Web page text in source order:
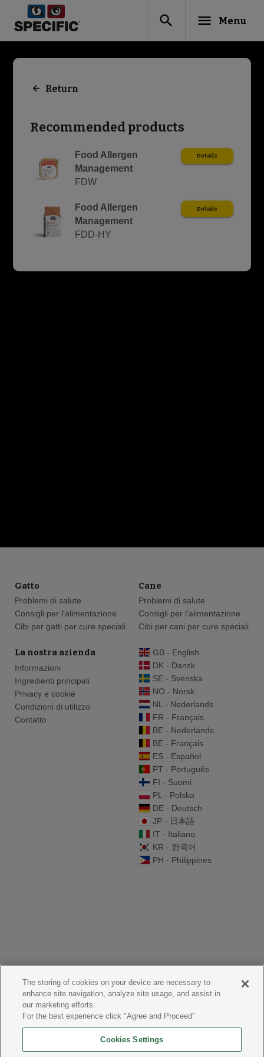
search menu Menu
Return
Recommended products
Food Allergen
Management
FDW
Details
Food Allergen
Management
FDD-HY
Details
Gatto
Problemi di salute
Consigli per l'alimentazione
Cibi per gatti per cure speciali
Cane
Problemi di salute
Consigli per l'alimentazione
Cibi per cani per cure speciali
La nostra azienda
Informazioni
Ingredienti principali
Privacy e cookie
Condizioni di utilizzo
Contatto
GB - English
DK - Dansk
SE - Svenska
NO - Norsk
NL - Nederlands
FR - Français
BE - Nederlands
BE - Français
ES - Español
PT - Português
FI - Suomi
PL - Polska
DE - Deutsch
JP - 日本語
IT - Italiano
KR - 한국어
PH - Philippines
The storing of cookies on your device are necessary to
enhance site navigation, analyze site usage, and assist in
our marketing efforts.
For the best experience click "Agree and Proceed"
Cookies Settings